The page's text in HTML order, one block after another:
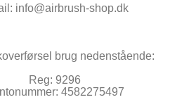
info@airbrush-shop.dk
brug nedenstående:
Reg: 9296
4582275497